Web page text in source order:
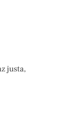
justa,